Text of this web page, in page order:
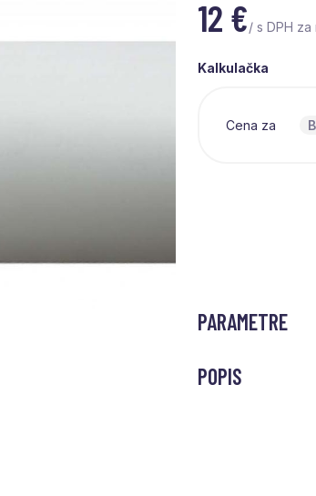
12 €/ s DPH za
Kalkulačka
Cena za
PARAMETRE
POPIS